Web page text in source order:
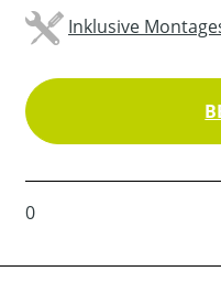
Inklusive
0